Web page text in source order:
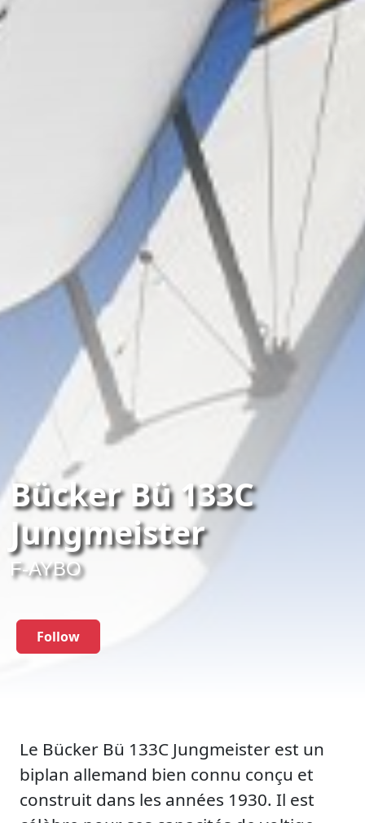
Bücker Bü 133C
Jungmeister
F-AYBO
Follow
Le Bücker Bü 133C Jungmeister est un
biplan allemand bien connu conçu et
construit dans les années 1930. Il est